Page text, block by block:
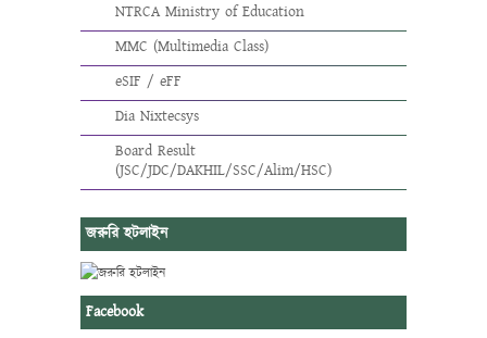
NTRCA Ministry of Education
MMC (Multimedia Class)
eSIF / eFF
Dia Nixtecsys
Board Result
(JSC/JDC/DAKHIL/SSC/Alim/HSC)
জরুরি হটলাইন
Facebook